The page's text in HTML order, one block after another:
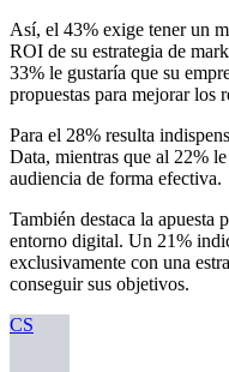
Así, el 43% exige tener un
ROI de su estrategia de
33% le gustaría que su
propuestas para mejorar los
Para el 28% resulta
Data, mientras que al 22%
audiencia de forma efectiva.
También destaca la apuesta
entorno digital. Un 21%
exclusivamente con una
conseguir sus objetivos.
CS